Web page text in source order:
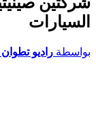
السيارات
بواسطة راديو تطوان